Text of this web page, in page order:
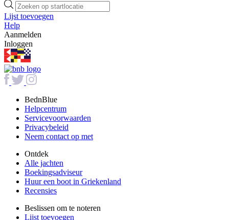
Lijst toevoegen
Help
Aanmelden
Inloggen
BednBlue
Helpcentrum
Servicevoorwaarden
Privacybeleid
Neem contact op met
Ontdek
Alle jachten
Boekingsadviseur
Huur een boot in Griekenland
Recensies
Beslissen om te noteren
Lijst toevoegen